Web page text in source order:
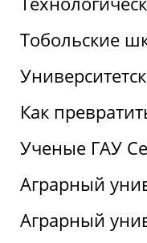
Тобольские
Как
Ученые ГАУ
Аграрный
Аграрный